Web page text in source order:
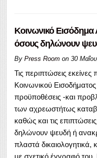
Κοινωνικό Εισόδημα
όσους δηλώνουν
By Press Room on 30
Τις περιπτώσεις
Κοινωνικού
προϋποθέσεις -και
των αχρεωστήτως
καθώς και τις
δηλώνουν ψευδή ή
πλαστά δικαιολογητικά,
με σχετικό έγγραφό